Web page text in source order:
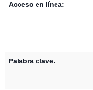
Acceso en línea:
Palabra clave: